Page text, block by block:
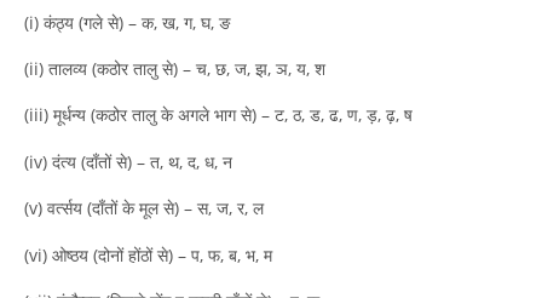
(i) कंठ्य (गले से) – क, ख, ग, घ, ङ
(ii) तालव्य (कठोर तालु से) – च, छ, ज, झ, ञ, य, श
(iii) मूर्धन्य (कठोर तालु के अगले भाग से) – ट, ठ, ड, ढ, ण, ड़, ढ़, ष
(iv) दंत्य (दाँतों से) – त, थ, द, ध, न
(v) वर्त्सय (दाँतों के मूल से) – स, ज, र, ल
(vi) ओष्ठय (दोनों होंठों से) – प, फ, ब, भ, म